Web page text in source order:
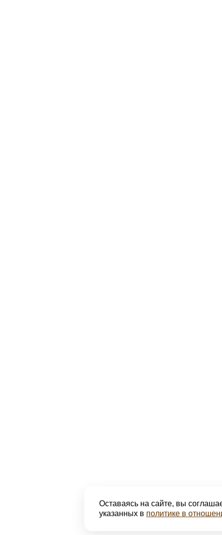
Оставаясь на сайте, вы
указанных в политике в